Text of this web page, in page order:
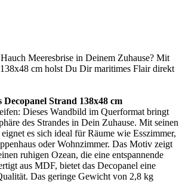
Meeresbrise in Deinem Zuhause? Mit
cm holst Du Dir maritimes Flair direkt
Strand 138x48 cm
Dieses Wandbild im Querformat bringt
des Strandes in Dein Zuhause. Mit seinen
es sich ideal für Räume wie Esszimmer,
oder Wohnzimmer. Das Motiv zeigt
ruhigen Ozean, die eine entspannende
aus MDF, bietet das Decopanel eine
Das geringe Gewicht von 2,8 kg